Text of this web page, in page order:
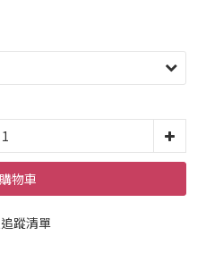
物車
蹤清單